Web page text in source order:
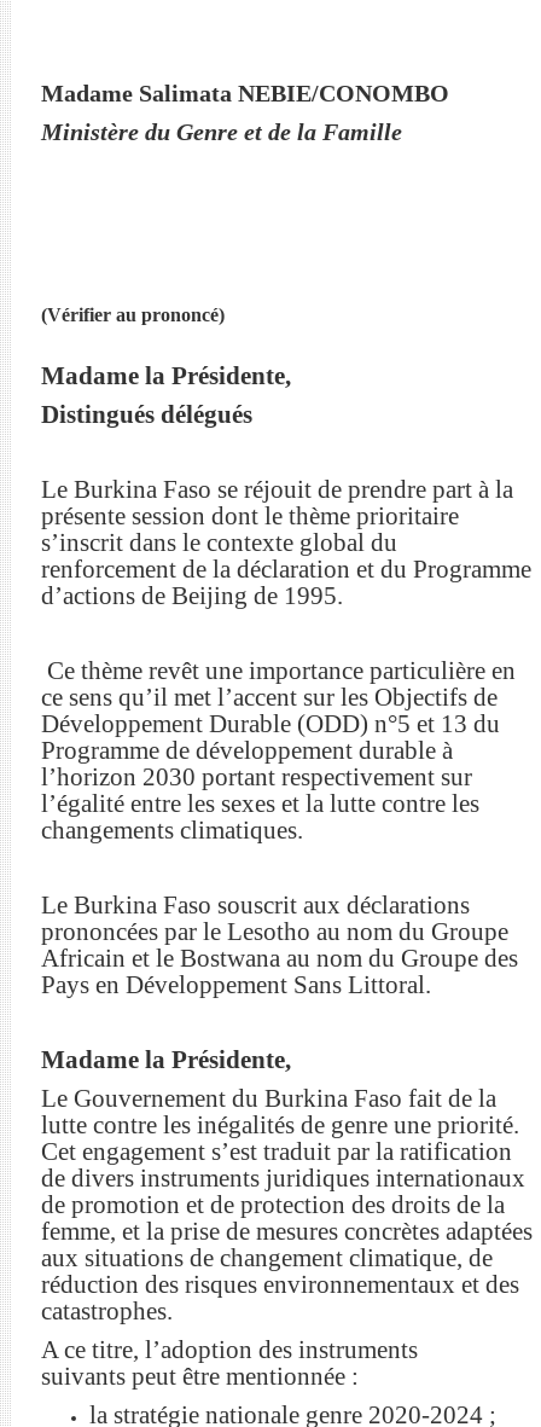
Madame Salimata NEBIE/CONOMBO
Ministère du Genre et de la Famille
(Vérifier au prononcé)
Madame la Présidente,
Distingués délégués
Le Burkina Faso se réjouit de prendre part à la
présente session dont le thème prioritaire
s’inscrit dans le contexte global du
renforcement de la déclaration et du Programme
d’actions de Beijing de 1995.
Ce thème revêt une importance particulière en
ce sens qu’il met l’accent sur les Objectifs de
Développement Durable (ODD) n°5 et 13 du
Programme de développement durable à
l’horizon 2030 portant respectivement sur
l’égalité entre les sexes et la lutte contre les
changements climatiques.
Le Burkina Faso souscrit aux déclarations
prononcées par le Lesotho au nom du Groupe
Africain et le Bostwana au nom du Groupe des
Pays en Développement Sans Littoral.
Madame la Présidente,
Le Gouvernement du Burkina Faso fait de la
lutte contre les inégalités de genre une priorité.
Cet engagement s’est traduit par la ratification
de divers instruments juridiques internationaux
de promotion et de protection des droits de la
femme, et la prise de mesures concrètes adaptées
aux situations de changement climatique, de
réduction des risques environnementaux et des
catastrophes.
A ce titre, l’adoption des instruments
suivants peut être mentionnée :
la stratégie nationale genre 2020-2024 ;